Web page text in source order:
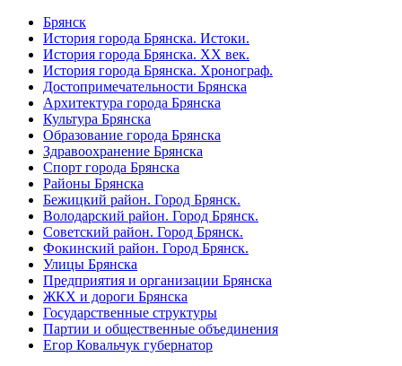
Брянск
История города Брянска. Истоки.
История города Брянска. XX век.
История города Брянска. Хронограф.
Достопримечательности Брянска
Архитектура города Брянска
Культура Брянска
Образование города Брянска
Здравоохранение Брянска
Спорт города Брянска
Районы Брянска
Бежицкий район. Город Брянск.
Володарский район. Город Брянск.
Советский район. Город Брянск.
Фокинский район. Город Брянск.
Улицы Брянска
Предприятия и организации Брянска
ЖКХ и дороги Брянска
Государственные структуры
Партии и общественные объединения
Егор Ковальчук губернатор